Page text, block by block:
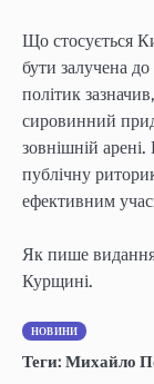
Що стосується
бути залучена
політик
сировинний
зовнішній
публічну
ефективним
Як пише
Курщині.
НОВИНИ
Теги: Михайло